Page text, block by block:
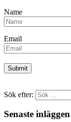
Name
Email
Sök efter:
Senaste inläggen